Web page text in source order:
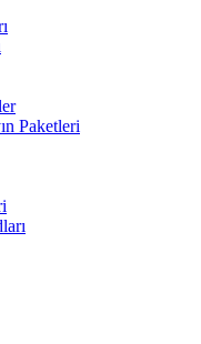
Paketleri